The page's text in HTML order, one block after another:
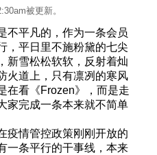
被更新。
不平凡的，作为一条会员
，平日里不施粉黛的七尖
新雪松松软软，反射着灿
火道上，只有凛冽的寒风
在看《Frozen》，而是走
家完成一条本来就不简单
疫情管控政策刚刚开放的
一条平行的干事线，本来